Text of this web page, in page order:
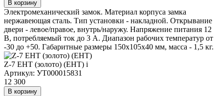
В корзину
Электромеханический замок. Материал корпуса замка
нержавеющая сталь. Тип установки - накладной. Открывание
двери - левое/правое, внутрь/наружу. Напряжение питания 12
В, потребляемый ток до 3 А. Диапазон рабочих температур от
-30 до +50. Габаритные размеры 150х105х40 мм, масса - 1,5 кг.
Z-7 EHT (золото) (EHT) i
Артикул: УТ000015831
12 300
В корзину